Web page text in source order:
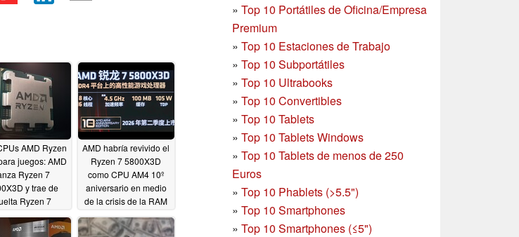
» Top 10 Portátiles de Oficina/Empresa
Premium
» Top 10 Estaciones de Trabajo
» Top 10 Subportátiles
» Top 10 Ultrabooks
» Top 10 Convertibles
» Top 10 Tablets
» Top 10 Tablets Windows
» Top 10 Tablets de menos de 250
Euros
» Top 10 Phablets (>5.5")
» Top 10 Smartphones
» Top 10 Smartphones (≤5")
AMD Ryzen
juegos: AMD
Ryzen 7
y trae de
Ryzen 7
06/01/2026
AMD habría revivido el
Ryzen 7 5800X3D
como CPU AM4 10º
aniversario en medio
de la crisis de la RAM
04/18/2026